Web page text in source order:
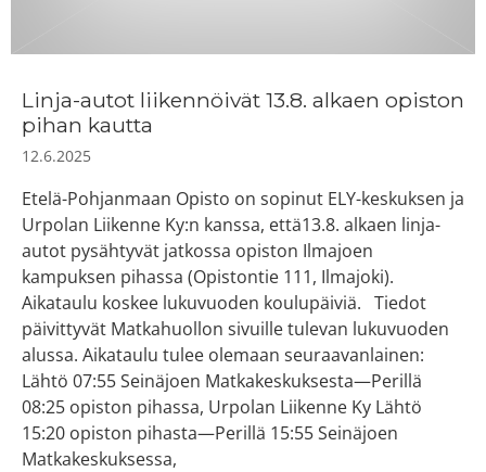
Linja-autot liikennöivät 13.8. alkaen opiston
pihan kautta
12.6.2025
Etelä-Pohjanmaan Opisto on sopinut ELY-keskuksen ja
Urpolan Liikenne Ky:n kanssa, että13.8. alkaen linja-
autot pysähtyvät jatkossa opiston Ilmajoen
kampuksen pihassa (Opistontie 111, Ilmajoki).
Aikataulu koskee lukuvuoden koulupäiviä. Tiedot
päivittyvät Matkahuollon sivuille tulevan lukuvuoden
alussa. Aikataulu tulee olemaan seuraavanlainen:
Lähtö 07:55 Seinäjoen Matkakeskuksesta—Perillä
08:25 opiston pihassa, Urpolan Liikenne Ky Lähtö
15:20 opiston pihasta—Perillä 15:55 Seinäjoen
Matkakeskuksessa,